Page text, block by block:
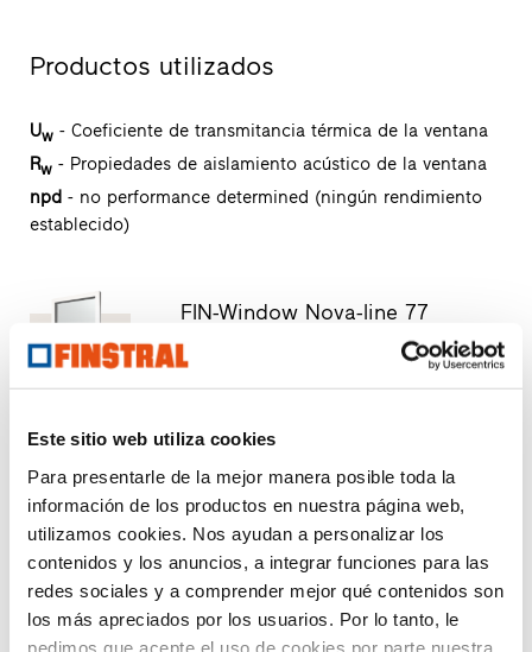
Este sitio web utiliza cookies
Para presentarle de la mejor manera posible toda la
información de los productos en nuestra página web,
utilizamos cookies. Nos ayudan a personalizar los
contenidos y los anuncios, a integrar funciones para las
redes sociales y a comprender mejor qué contenidos son
los más apreciados por los usuarios. Por lo tanto, le
pedimos que acepte el uso de cookies por parte nuestra
Productos utilizados
Uw- Coeficiente de transmitancia térmica de la ventana
Rw- Propiedades de aislamiento acústico de la ventana
npd- no performance determined (ningún rendimiento
establecido)
FIN-Window Nova-line 77
PVC-PVC
Descargar ficha técnica de producto
Solicitar muestra del producto
Solicitar diseños CAD
FIN-Slide Step-line 160PVC-PVC
Descargar ficha técnica de producto